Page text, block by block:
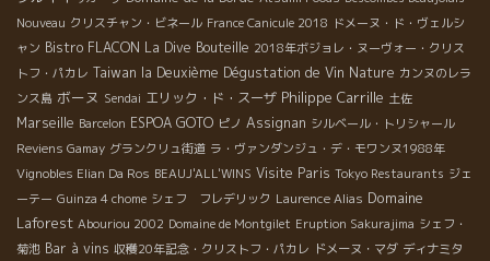
Nouveau クリスチャン・ビネール France Canicule 2018 ドメーヌ・ド・ヴェルシ
ャン Bistro FLACON La Dive Bouteille 2018年ボジョレ・ヌーヴォー・クリス
トフ・パカレ Taiwan la Deuxième Dégustation de Vin Nature カンヌのレラ
ンス島 ボーヌ Sendai エリック・ド・スーザ Philippe Carrille 土佐
Marseille Barcelon ESPOA GOTO ピノ Assignan シルベール・トリシャール
Reviens Gamay グランクリュ街道 ラ・ヴァンダンジュ・デ・モワンヌ1988年
Vignobles Elian Da Ros BEAUJ'ALL'WINS Visite Paris Tokyo Restaurants ジェ
ーテー Guinza 4 chome シェフ フレデリック Laurence Alias Domaine
Laforest Abouriou 2002 Domaine de Montgilet Eruption Sakurajima シェフ・
菊池 Bar à vins 収穫20年記念・クリストフ・パカレ ドメーヌ・マダ ディナミタ